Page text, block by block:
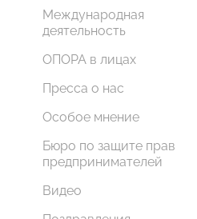
Международная
деятельность
ОПОРА в лицах
Пресса о нас
Особое мнение
Бюро по защите прав
предпринимателей
Видео